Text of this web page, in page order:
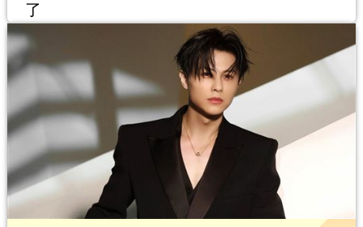
了